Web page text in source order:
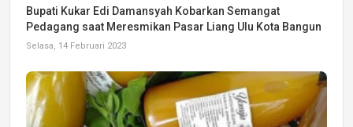
Bupati Kukar Edi Damansyah Kobarkan Semangat
Pedagang saat Meresmikan Pasar Liang Ulu Kota Bangun
Selasa, 14 Februari 2023